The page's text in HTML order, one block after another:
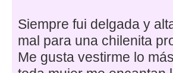
Siempre fui delgada y
mal para una chilenita
Me gusta vestirme lo